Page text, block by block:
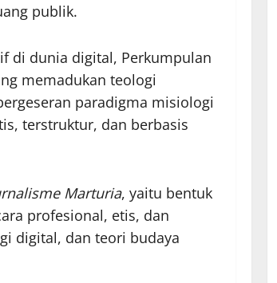
publik.
di dunia digital, Perkumpulan
memadukan teologi
paradigma misiologi
terstruktur, dan berbasis
Marturia, yaitu bentuk
profesional, etis, dan
digital, dan teori budaya